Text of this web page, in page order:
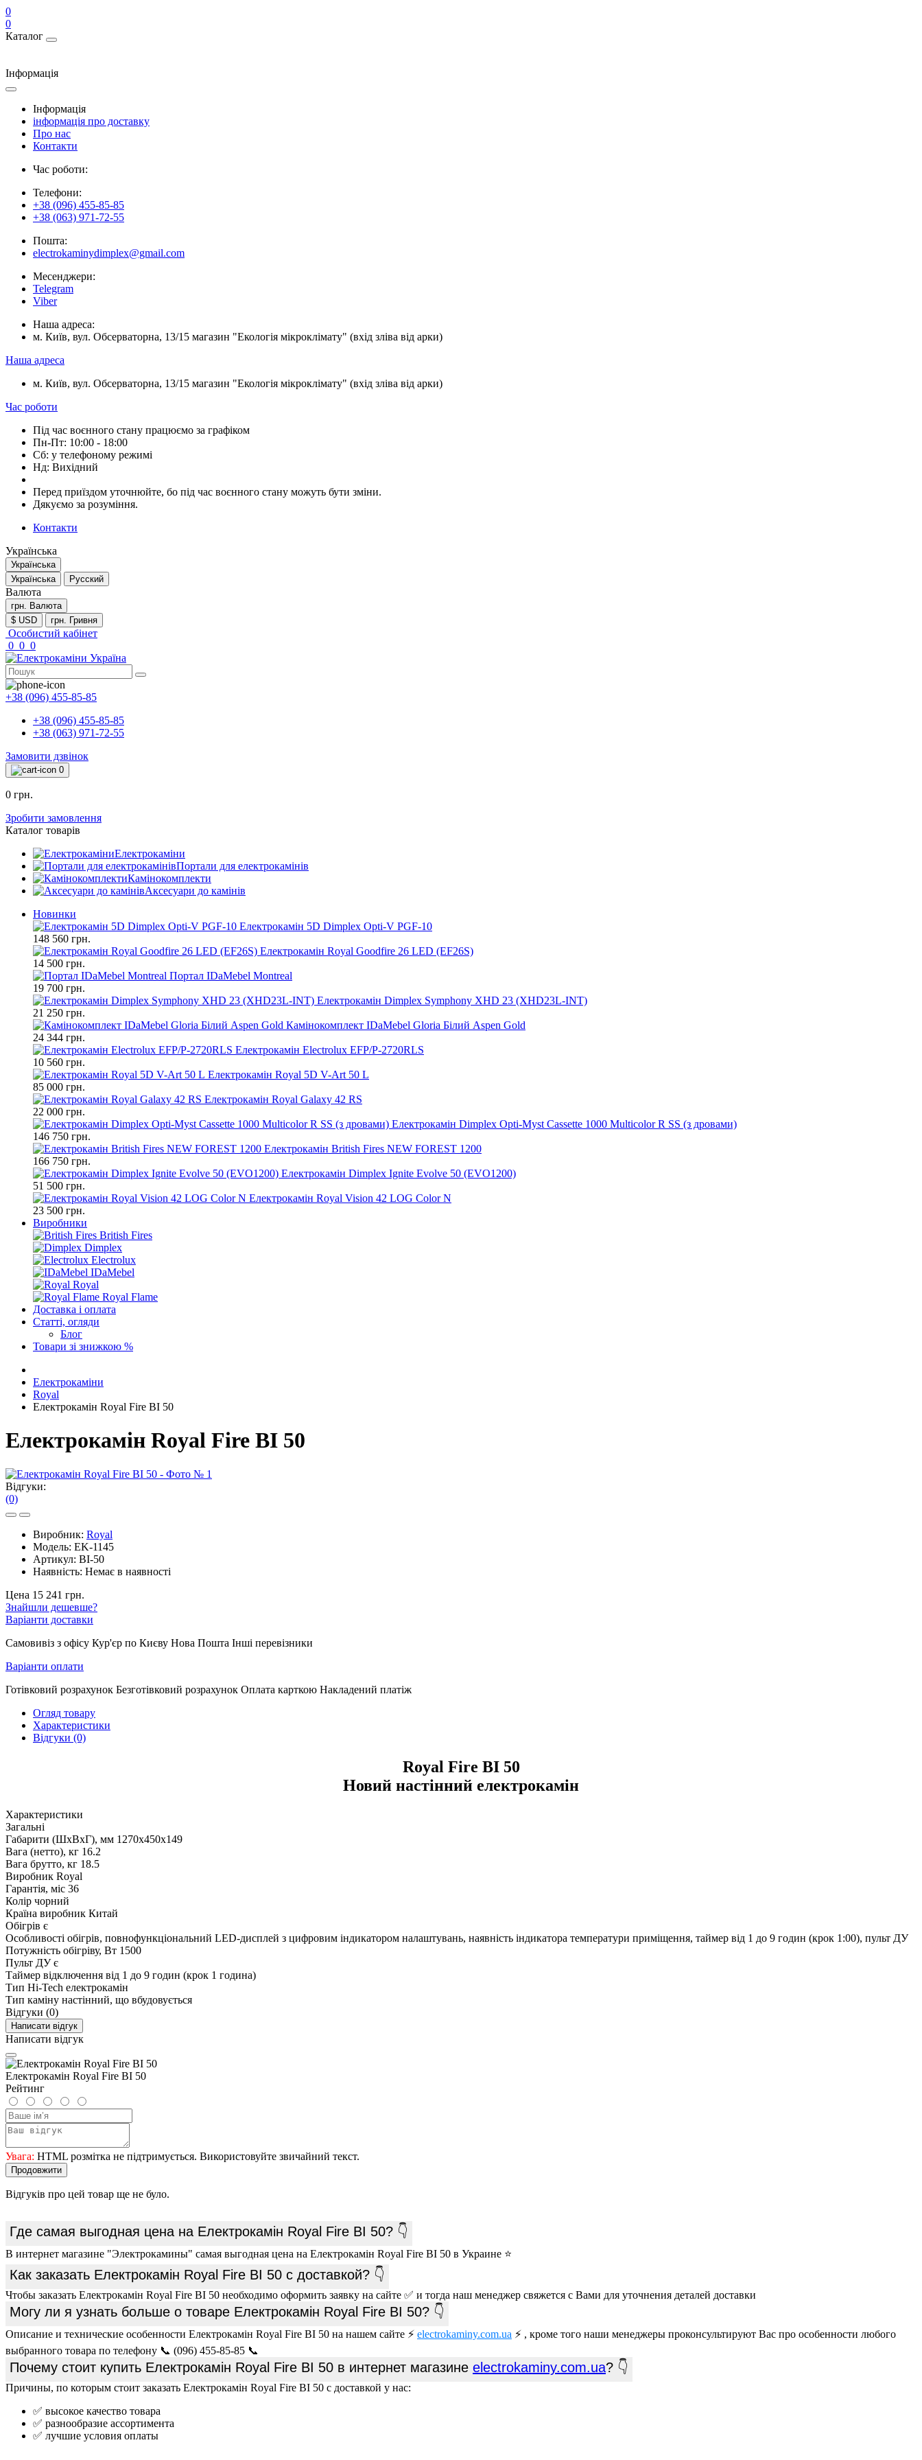
0
0
Каталог
Інформація
Інформація
інформація про доставку
Про нас
Контакти
Час роботи:
Телефони:
+38 (096) 455-85-85
+38 (063) 971-72-55
Пошта:
electrokaminydimplex@gmail.com
Месенджери:
Telegram
Viber
Наша адреса:
м. Київ, вул. Обсерваторна, 13/15 магазин "Екологія мікроклімату" (вхід зліва від арки)
Наша адреса
м. Київ, вул. Обсерваторна, 13/15 магазин "Екологія мікроклімату" (вхід зліва від арки)
Час роботи
Під час воєнного стану працюємо за графіком
Пн-Пт: 10:00 - 18:00
Сб: у телефоному режимі
Нд: Вихідний
Перед приїздом уточнюйте, бо під час воєнного стану можуть бути зміни.
Дякуємо за розуміння.
Контакти
Українська
Українська
Українська
Русский
Валюта
грн. Валюта
$ USD
грн. Гривня
Особистий кабінет
0 0 0
+38 (096) 455-85-85
+38 (096) 455-85-85
+38 (063) 971-72-55
Замовити дзвінок
0
0 грн.
Зробити замовлення
Каталог товарів
Електрокаміни
Портали для електрокамінів
Камінокомплекти
Аксесуари до камінів
Новинки
Електрокамін 5D Dimplex Opti-V PGF-10
148 560 грн.
Електрокамін Royal Goodfire 26 LED (EF26S)
14 500 грн.
Портал IDaMebel Montreal
19 700 грн.
Електрокамін Dimplex Symphony XHD 23 (XHD23L-INT)
21 250 грн.
Камінокомплект IDaMebel Gloria Білий Aspen Gold
24 344 грн.
Електрокамін Electrolux EFP/P-2720RLS
10 560 грн.
Електрокамін Royal 5D V-Art 50 L
85 000 грн.
Електрокамін Royal Galaxy 42 RS
22 000 грн.
Електрокамін Dimplex Opti-Myst Cassette 1000 Multicolor R SS (з дровами)
146 750 грн.
Електрокамін British Fires NEW FOREST 1200
166 750 грн.
Електрокамін Dimplex Ignite Evolve 50 (EVO1200)
51 500 грн.
Електрокамін Royal Vision 42 LOG Color N
23 500 грн.
Виробники
British Fires
Dimplex
Electrolux
IDaMebel
Royal
Royal Flame
Доставка і оплата
Статті, огляди
Блог
Товари зі знижкою %
Електрокаміни
Royal
Електрокамін Royal Fire BI 50
Електрокамін Royal Fire BI 50
Відгуки:
(0)
Виробник: Royal
Модель: EK-1145
Артикул: BI-50
Наявність: Немає в наявності
Цена 15 241 грн.
Знайшли дешевше?
Варіанти доставки
Самовивіз з офісу Кур'єр по Києву Нова Пошта Інші перевізники
Варіанти оплати
Готівковий розрахунок Безготівковий розрахунок Оплата карткою Накладений платіж
Огляд товару
Характеристики
Відгуки (0)
Royal Fire BI 50
Новий настінний електрокамін
Характеристики
Загальні
Габарити (ШxВxГ), мм 1270x450x149
Вага (нетто), кг 16.2
Вага брутто, кг 18.5
Виробник Royal
Гарантія, міс 36
Колір чорний
Країна виробник Китай
Обігрів є
Особливості обігрів, повнофункціональний LED-дисплей з цифровим індикатором налаштувань, наявність індикатора температури приміщення, таймер від 1 до 9 годин (крок 1:00), пульт ДУ
Потужність обігріву, Вт 1500
Пульт ДУ є
Таймер відключення від 1 до 9 годин (крок 1 година)
Тип Hi-Tech електрокамін
Тип каміну настінний, що вбудовується
Відгуки (0)
Написати відгук
Написати відгук
Електрокамін Royal Fire BI 50
Рейтинг
Увага: HTML розмітка не підтримується. Використовуйте звичайний текст.
Продовжити
Відгуків про цей товар ще не було.
Где самая выгодная цена на Електрокамін Royal Fire BI 50? 👇
В интернет магазине "Электрокамины" самая выгодная цена на Електрокамін Royal Fire BI 50 в Украине ⭐
Как заказать Електрокамін Royal Fire BI 50 с доставкой? 👇
Чтобы заказать Електрокамін Royal Fire BI 50 необходимо оформить заявку на сайте ✅ и тогда наш менеджер свяжется с Вами для уточнения деталей доставки
Могу ли я узнать больше о товаре Електрокамін Royal Fire BI 50? 👇
Описание и технические особенности Електрокамін Royal Fire BI 50 на нашем сайте ⚡ electrokaminy.com.ua ⚡ , кроме того наши менеджеры проконсультируют Вас про особенности любого
выбранного товара по телефону 📞 (096) 455-85-85 📞
Почему стоит купить Електрокамін Royal Fire BI 50 в интернет магазине electrokaminy.com.ua? 👇
Причины, по которым стоит заказать Електрокамін Royal Fire BI 50 с доставкой у нас:
✅ высокое качество товара
✅ разнообразие ассортимента
✅ лучшие условия оплаты